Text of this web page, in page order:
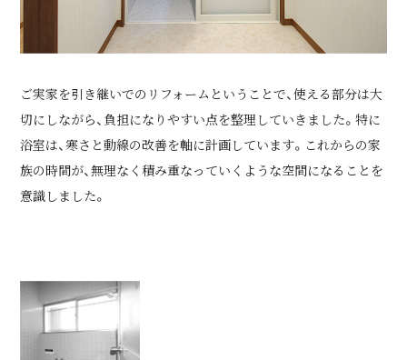
ご実家を引き継いでのリフォームということで、使える部分は大
切にしながら、負担になりやすい点を整理していきました。特に
浴室は、寒さと動線の改善を軸に計画しています。これからの家
族の時間が、無理なく積み重なっていくような空間になることを
意識しました。